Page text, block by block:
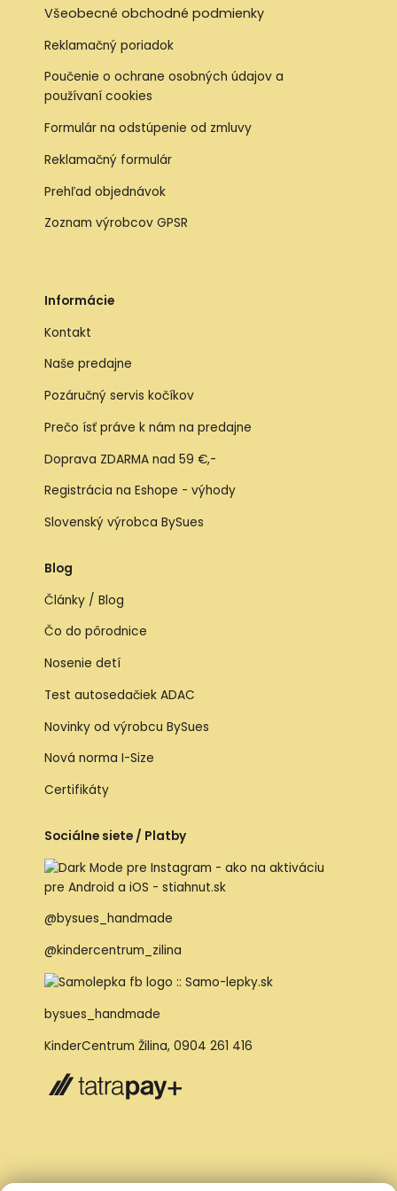
Všeobecné obchodné podmienky
Reklamačný poriadok
Poučenie o ochrane osobných údajov a
používaní cookies
Formulár na odstúpenie od zmluvy
Reklamačný formulár
Prehľad objednávok
Zoznam výrobcov GPSR
Informácie
Kontakt
Naše predajne
Pozáručný servis kočíkov
Prečo ísť práve k nám na predajne
Doprava ZDARMA nad 59 €,-
Registrácia na Eshope - výhody
Slovenský výrobca BySues
Blog
Články / Blog
Čo do pôrodnice
Nosenie detí
Test autosedačiek ADAC
Novinky od výrobcu BySues
Nová norma I-Size
Certifikáty
Sociálne siete / Platby
@bysues_handmade
@kindercentrum_zilina
bysues_handmade
KinderCentrum Žilina, 0904 261 416